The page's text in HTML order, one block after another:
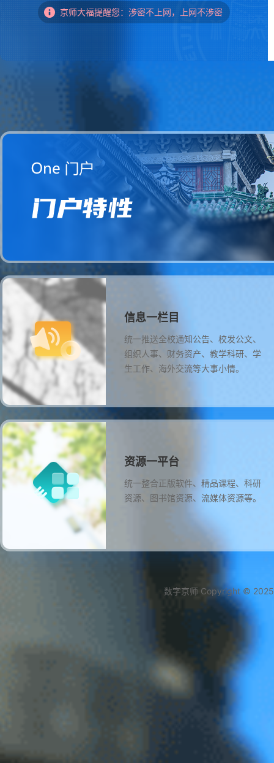
京师大福提醒您：涉密不上网，上网不涉密
信息一栏目
统一推送全校通知公告、校发公文、
组织人事、财务资产、教学科研、学
生工作、海外交流等大事小情。
资源一平台
统一整合正版软件、精品课程、科研
资源、图书馆资源、流媒体资源等。
数字京师 Copyright © 2025